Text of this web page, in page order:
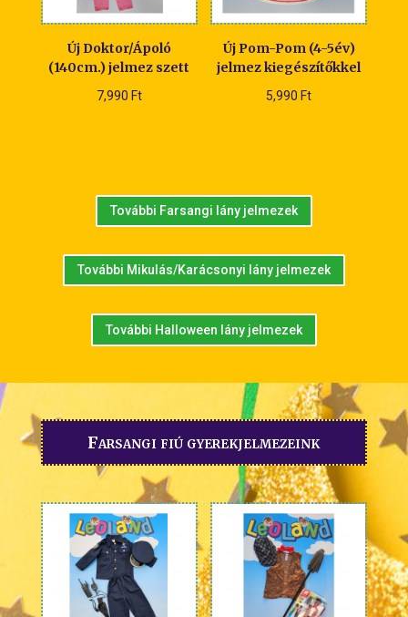
Új Doktor/Ápoló
(140cm.) jelmez szett
7,990 Ft
Új Pom-Pom (4-5év)
jelmez kiegészítőkkel
5,990 Ft
További Farsangi lány jelmezek
További Mikulás/Karácsonyi lány jelmezek
További Halloween lány jelmezek
Farsangi fiú gyerekjelmezeink